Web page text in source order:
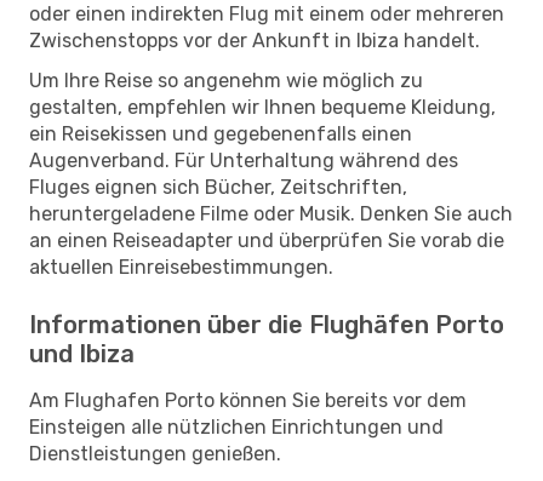
oder einen indirekten Flug mit einem oder mehreren
Zwischenstopps vor der Ankunft in Ibiza handelt.
Um Ihre Reise so angenehm wie möglich zu
gestalten, empfehlen wir Ihnen bequeme Kleidung,
ein Reisekissen und gegebenenfalls einen
Augenverband. Für Unterhaltung während des
Fluges eignen sich Bücher, Zeitschriften,
heruntergeladene Filme oder Musik. Denken Sie auch
an einen Reiseadapter und überprüfen Sie vorab die
aktuellen Einreisebestimmungen.
Informationen über die Flughäfen Porto
und Ibiza
Am Flughafen Porto können Sie bereits vor dem
Einsteigen alle nützlichen Einrichtungen und
Dienstleistungen genießen.